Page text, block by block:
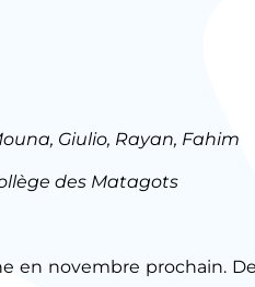
Giulio, Rayan, Fahim
des Matagots
en novembre prochain.